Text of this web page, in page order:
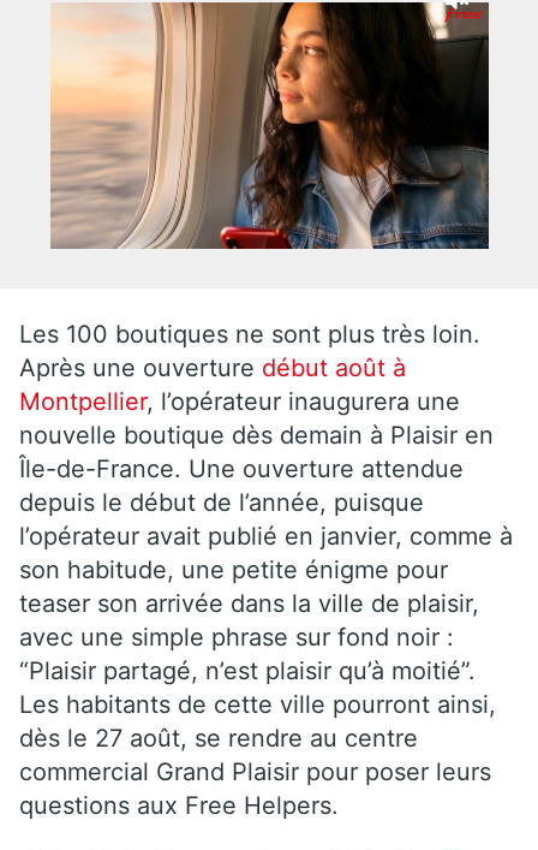
Les 100 boutiques ne sont plus très loin.
Après une ouverture début août à
Montpellier, l’opérateur inaugurera une
nouvelle boutique dès demain à Plaisir en
Île-de-France. Une ouverture attendue
depuis le début de l’année, puisque
l’opérateur avait publié en janvier, comme à
son habitude, une petite énigme pour
teaser son arrivée dans la ville de plaisir,
avec une simple phrase sur fond noir :
“Plaisir partagé, n’est plaisir qu’à moitié”.
Les habitants de cette ville pourront ainsi,
dès le 27 août, se rendre au centre
commercial Grand Plaisir pour poser leurs
questions aux Free Helpers.